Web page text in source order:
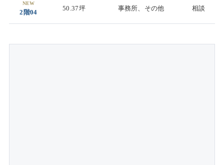
NEW
2階04
50.37坪 事務所、その他 相談